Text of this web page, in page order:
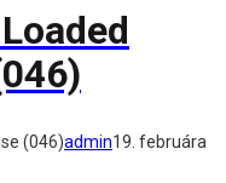
(046)admin19. februára